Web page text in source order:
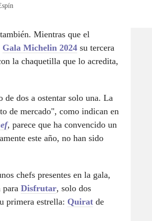
Mientras que el
Gala Michelin 2024 su tercera
la chaquetilla que lo acredita,
de dos a ostentar solo una. La
de mercado", como indican en
, parece que ha convencido un
este año, no han sido
chefs presentes en la gala,
para Disfrutar, solo dos
primera estrella: Quirat de